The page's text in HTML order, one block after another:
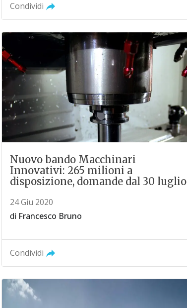
Condividi
Nuovo bando Macchinari
Innovativi: 265 milioni a
disposizione, domande dal 30 luglio
24 Giu 2020
di Francesco Bruno
Condividi